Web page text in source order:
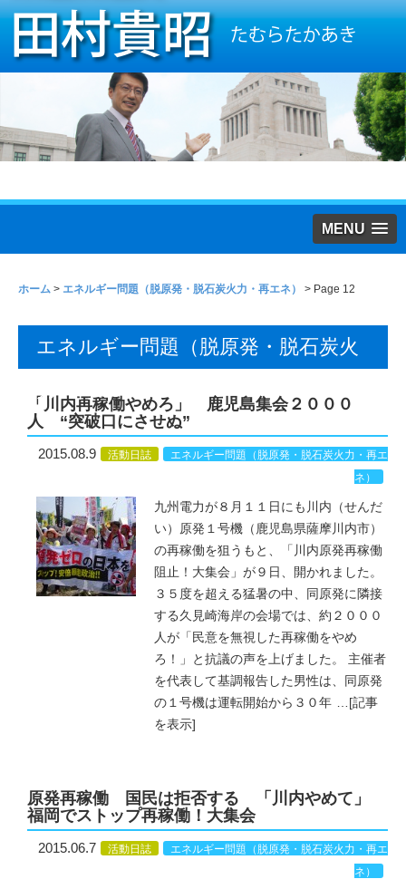
MENU
ホーム > エネルギー問題（脱原発・脱石炭火力・再エネ） > Page 12
エネルギー問題（脱原発・脱石炭火
力・再エネ）
「川内再稼働やめろ」 鹿児島集会２０００
人 “突破口にさせぬ”
2015.08.9 活動日誌
エネルギー問題（脱原発・脱石炭火力・再エ
ネ）
九州電力が８月１１日にも川内（せんだ
い）原発１号機（鹿児島県薩摩川内市）
の再稼働を狙うもと、「川内原発再稼働
阻止！大集会」が９日、開かれました。
３５度を超える猛暑の中、同原発に隣接
する久見崎海岸の会場では、約２０００
人が「民意を無視した再稼働をやめ
ろ！」と抗議の声を上げました。 主催者
を代表して基調報告した男性は、同原発
の１号機は運転開始から３０年 … [記事
を表示]
原発再稼働 国民は拒否する 「川内やめて」
福岡でストップ再稼働！大集会
2015.06.7 活動日誌
エネルギー問題（脱原発・脱石炭火力・再エ
ネ）